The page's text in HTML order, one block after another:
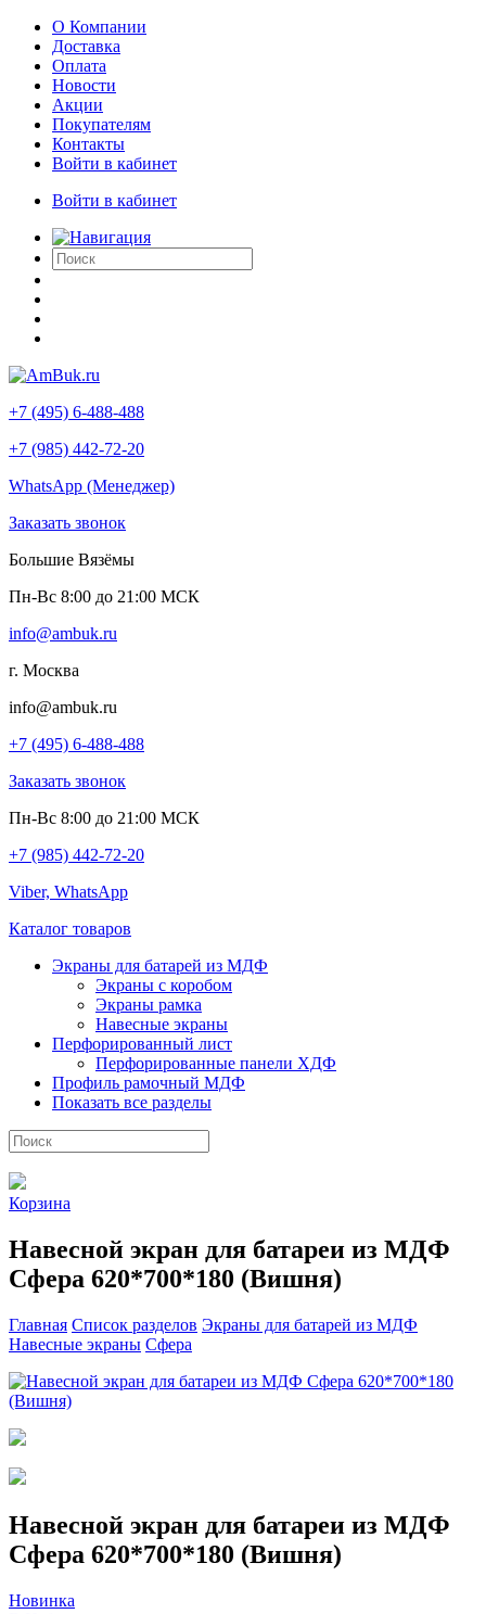
О Компании
Доставка
Оплата
Новости
Акции
Покупателям
Контакты
Войти в кабинет
Войти в кабинет
+7 (495) 6-488-488
+7 (985) 442-72-20
WhatsApp (Менеджер)
Заказать звонок
Большие Вязёмы
Пн-Вс 8:00 до 21:00 МСК
info@ambuk.ru
г. Москва
info@ambuk.ru
+7 (495) 6-488-488
Заказать звонок
Пн-Вс 8:00 до 21:00 МСК
+7 (985) 442-72-20
Viber, WhatsApp
Каталог товаров
Экраны для батарей из МДФ
Экраны с коробом
Экраны рамка
Навесные экраны
Перфорированный лист
Перфорированные панели ХДФ
Профиль рамочный МДФ
Показать все разделы
Корзина
Навесной экран для батареи из МДФ
Сфера 620*700*180 (Вишня)
Главная Список разделов Экраны для батарей из МДФ
Навесные экраны Сфера
Навесной экран для батареи из МДФ
Сфера 620*700*180 (Вишня)
Новинка